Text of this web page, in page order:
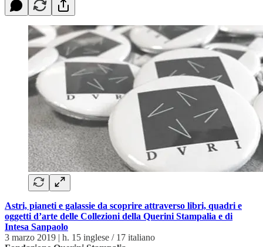
Astri, pianeti e galassie da scoprire attraverso libri, quadri e
oggetti d’arte delle Collezioni della Querini Stampalia e di
Intesa Sanpaolo
3 marzo 2019 | h. 15 inglese / 17 italiano